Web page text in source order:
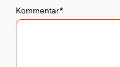
Kommentar*